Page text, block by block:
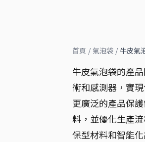
首頁 / 氣泡袋 / 牛皮氣
牛皮氣泡袋的產
術和感測器，實
更廣泛的產品保
料，並優化生產
保型材料和智能